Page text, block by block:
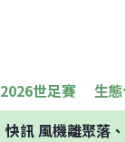
2026世足賽 生
快訊風機離聚落